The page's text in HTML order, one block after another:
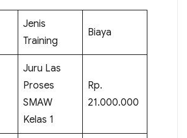
Jenis
Training
Biaya
Juru Las
Proses
SMAW
Kelas 1
Rp.
21.000.000